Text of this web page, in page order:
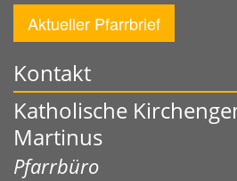
Aktueller Pfarrbrief
Kontakt
Katholische
Martinus
Pfarrbüro